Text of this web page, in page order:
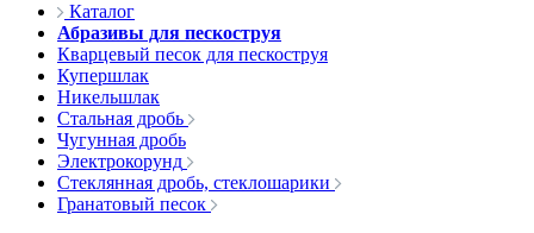
Каталог
Абразивы для пескоструя
Кварцевый песок для пескоструя
Купершлак
Никельшлак
Стальная дробь
Чугунная дробь
Электрокорунд
Стеклянная дробь, стеклошарики
Гранатовый песок